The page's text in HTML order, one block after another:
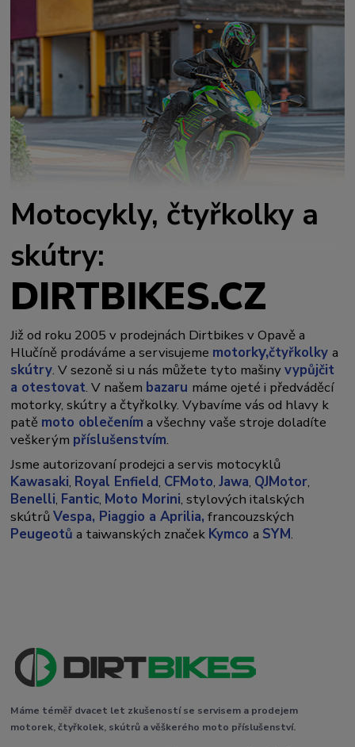
Motocykly, čtyřkolky a
skútry:
DIRTBIKES.CZ
Již od roku 2005 v prodejnách Dirtbikes v Opavě a
Hlučíně prodáváme a servisujeme motorky,čtyřkolkya
skútry. V sezoně si u nás můžete tyto mašinyvypůjčit
a otestovat. V našem bazaru máme ojeté i předváděcí
motorky, skútry a čtyřkolky. Vybavíme vás od hlavy k
patě moto oblečením a všechny vaše stroje doladíte
veškerým příslušenstvím.
Jsme autorizovaní prodejci a servis motocyklů
Kawasaki, Royal Enfield, CFMoto,Jawa, QJMotor,
Benelli, Fantic, Moto Morini, stylových italských
skútrůVespa, Piaggio a Aprilia, francouzských
Peugeotů a taiwanských značek Kymcoa SYM.
Máme téměř dvacet let zkušeností se servisem a prodejem
motorek, čtyřkolek, skútrů a věškerého moto příslušenství.